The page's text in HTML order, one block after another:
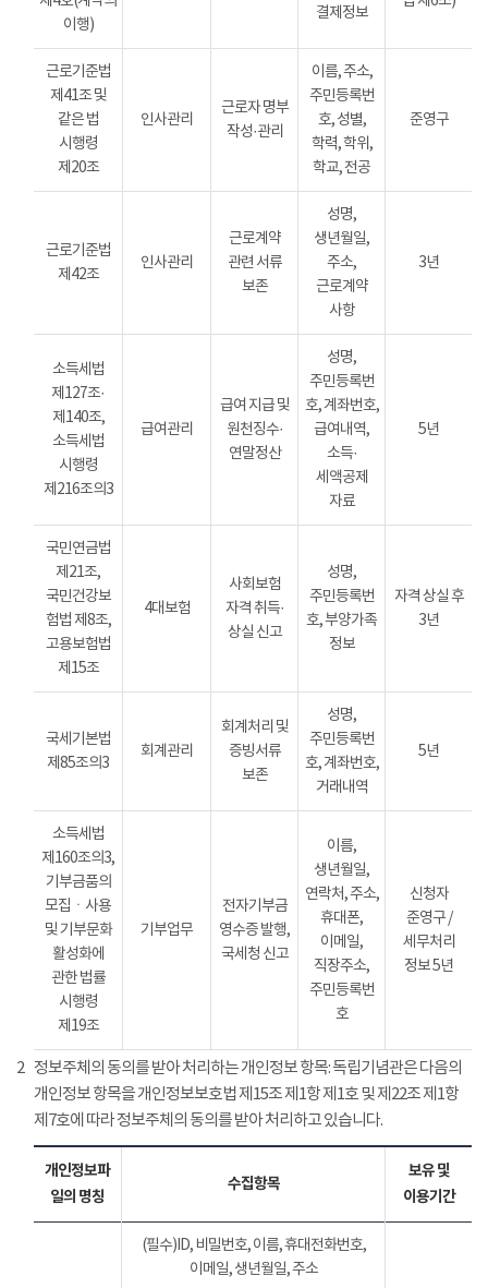
이행)
결제정보
근로기준법
제41조 및
같은 법
시행령
제20조
인사관리
근로자 명부
작성·관리
이름, 주소,
주민등록번
호, 성별,
학력, 학위,
학교, 전공
준영구
근로기준법
제42조
인사관리
근로계약
관련 서류
보존
성명,
생년월일,
주소,
근로계약
사항
3년
소득세법
제127조·
제140조,
소득세법
시행령
제216조의3
급여관리
급여 지급 및
원천징수·
연말정산
성명,
주민등록번
호, 계좌번호,
급여내역,
소득·
세액공제
자료
5년
국민연금법
제21조,
국민건강보
험법 제8조,
고용보험법
제15조
4대보험
사회보험
자격 취득·
상실 신고
성명,
주민등록번
호, 부양가족
정보
자격 상실 후
3년
국세기본법
제85조의3
회계관리
회계처리 및
증빙서류
보존
성명,
주민등록번
호, 계좌번호,
거래내역
5년
소득세법
제160조의3,
기부금품의
모집ㆍ사용
및 기부문화
활성화에
관한 법률
시행령
제19조
기부업무
전자기부금
영수증 발행,
국세청 신고
이름,
생년월일,
연락처, 주소,
휴대폰,
이메일,
직장주소,
주민등록번
호
신청자
준영구 /
세무처리
정보 5년
2 정보주체의 동의를 받아 처리하는 개인정보 항목: 독립기념관은 다음의
개인정보 항목을 개인정보보호법 제15조 제1항 제1호 및 제22조 제1항
제7호에 따라 정보주체의 동의를 받아 처리하고 있습니다.
개인정보파
일의 명칭
수집항목
보유 및
이용기간
(필수)ID, 비밀번호, 이름, 휴대전화번호,
이메일, 생년월일, 주소